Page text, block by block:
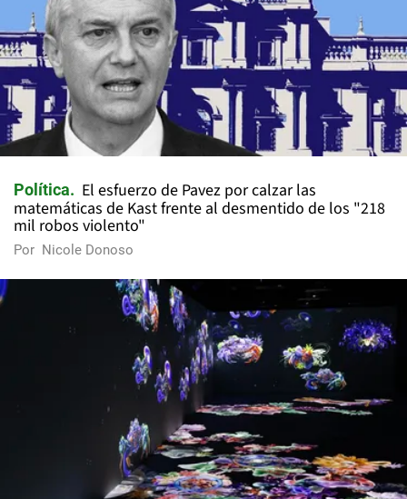
Política
El esfuerzo de Pavez por calzar las
matemáticas de Kast frente al desmentido de los "218
mil robos violento"
Por Nicole Donoso